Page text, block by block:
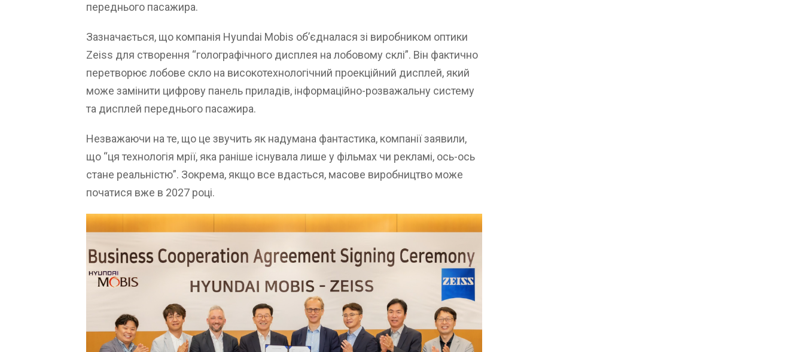
переднього пасажира.
Зазначається, що компанія Hyundai Mobis об’єдналася зі виробником оптики
Zeiss для створення “голографічного дисплея на лобовому склі”. Він фактично
перетворює лобове скло на високотехнологічний проекційний дисплей, який
може замінити цифрову панель приладів, інформаційно-розважальну систему
та дисплей переднього пасажира.
Незважаючи на те, що це звучить як надумана фантастика, компанії заявили,
що “ця технологія мрії, яка раніше існувала лише у фільмах чи рекламі, ось-ось
стане реальністю”. Зокрема, якщо все вдасться, масове виробництво може
початися вже в 2027 році.